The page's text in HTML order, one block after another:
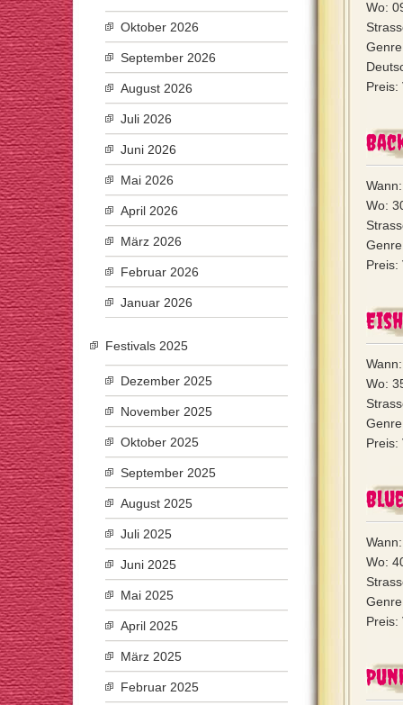
Wo:
Preis:
Wo:
Preis:
Wo:
Preis:
Wo:
Preis:
Oktober 2026
September 2026
August 2026
Juli 2026
Juni 2026
Mai 2026
April 2026
März 2026
Februar 2026
Januar 2026
Festivals 2025
Dezember 2025
November 2025
Oktober 2025
September 2025
August 2025
Juli 2025
Juni 2025
Mai 2025
April 2025
März 2025
Februar 2025